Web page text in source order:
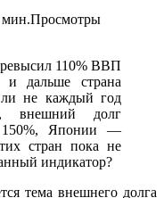
мин.Просмотры
110% ВВП
дальше страна
ли не каждый год
внешний долг
150%, Японии —
стран пока не
индикатор?
тема внешнего долга